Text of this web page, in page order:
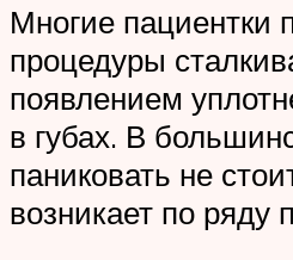
Многие пациентки
процедуры
появлением
в губах. В
паниковать не
возникает по ряду